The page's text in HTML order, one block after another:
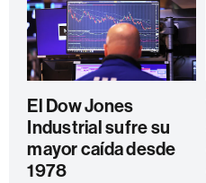
El Dow Jones
Industrial sufre su
mayor caída desde
1978